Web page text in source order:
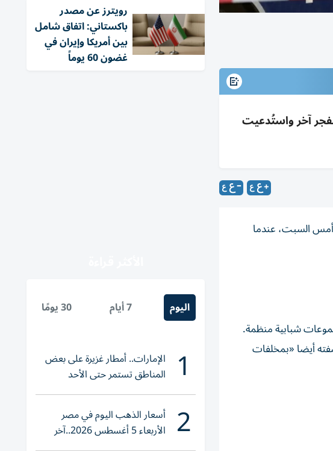
متفجر آخر واستُدعيت
​عاماً ⁠أصيبوا في شمالي البلاد أمس ‌السبت، عندما
شبابية منظمة.
أيضا «بمخلفات
‏رويترز عن مصدر
باكستاني: اتفاق شامل
بين أمريكا وإيران في
غضون 60 يوماً
اليوم 7 أيام 30 يومًا
1 الإمارات.. أمطار غزيرة على بعض
المناطق تستمر حتى الأحد
2 أسعار الذهب اليوم في مصر
الأربعاء 5 أغسطس 2026..آخر
تحديث لعيار 21